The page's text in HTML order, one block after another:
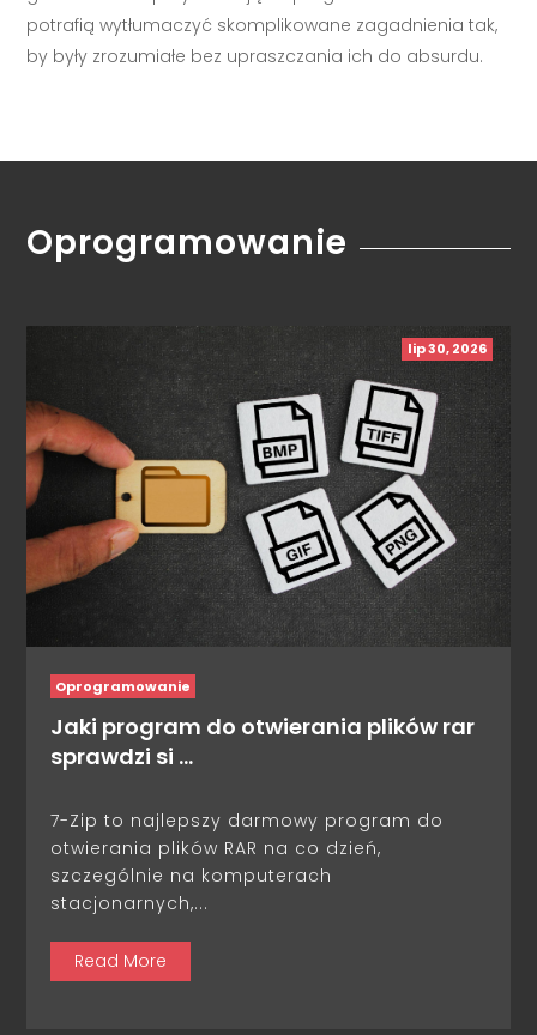
potrafią wytłumaczyć skomplikowane zagadnienia tak,
by były zrozumiałe bez upraszczania ich do absurdu.
Oprogramowanie
lip 30, 2026
Oprogramowanie
Jaki program do otwierania plików rar
sprawdzi si …
7-Zip to najlepszy darmowy program do
otwierania plików RAR na co dzień,
szczególnie na komputerach
stacjonarnych,...
Read More